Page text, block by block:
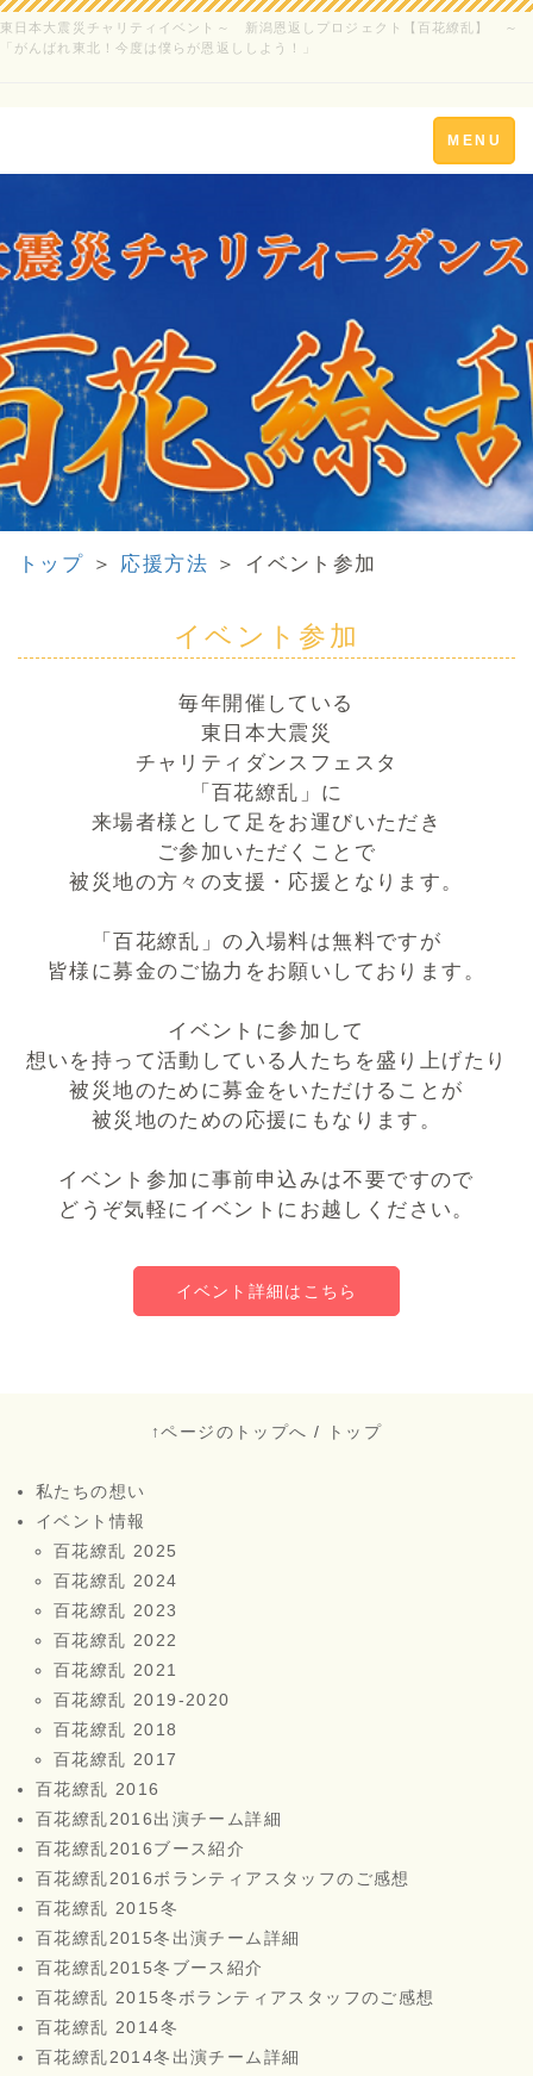
東日本大震災チャリティイベント～ 新潟恩返しプロジェクト【百花繚乱】 ～
「がんばれ東北！今度は僕らが恩返ししよう！」
Toggle
navigation
MENU
トップ ＞ 応援方法 ＞ イベント参加
イベント参加
毎年開催している
東日本大震災
チャリティダンスフェスタ
「百花繚乱」に
来場者様として足をお運びいただき
ご参加いただくことで
被災地の方々の支援・応援となります。
「百花繚乱」の入場料は無料ですが
皆様に募金のご協力をお願いしております。
イベントに参加して
想いを持って活動している人たちを盛り上げたり
被災地のために募金をいただけることが
被災地のための応援にもなります。
イベント参加に事前申込みは不要ですので
どうぞ気軽にイベントにお越しください。
イベント詳細はこちら
↑ページのトップへ / トップ
私たちの想い
イベント情報
百花繚乱 2025
百花繚乱 2024
百花繚乱 2023
百花繚乱 2022
百花繚乱 2021
百花繚乱 2019-2020
百花繚乱 2018
百花繚乱 2017
百花繚乱 2016
百花繚乱2016出演チーム詳細
百花繚乱2016ブース紹介
百花繚乱2016ボランティアスタッフのご感想
百花繚乱 2015冬
百花繚乱2015冬出演チーム詳細
百花繚乱2015冬ブース紹介
百花繚乱 2015冬ボランティアスタッフのご感想
百花繚乱 2014冬
百花繚乱2014冬出演チーム詳細